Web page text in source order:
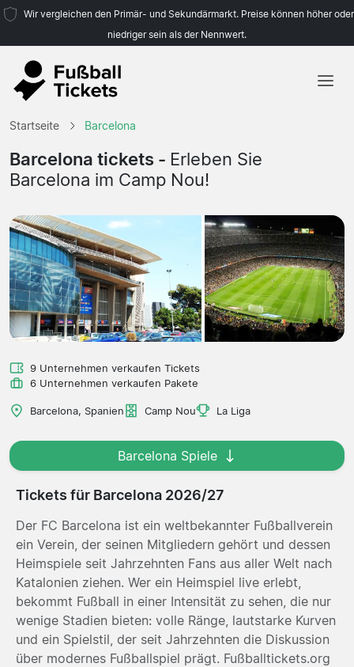
Wir vergleichen den Primär- und Sekundärmarkt. Preise können höher oder
niedriger sein als der Nennwert.
Mannschaften
Ligen
Startseite Barcelona
Barcelona tickets - Erleben Sie
Barcelona im Camp Nou!
9 Unternehmen verkaufen Tickets
6 Unternehmen verkaufen Pakete
Barcelona, Spanien Camp Nou La Liga
Barcelona Spiele
Tickets für Barcelona 2026/27
Der FC Barcelona ist ein weltbekannter Fußballverein
ein Verein, der seinen Mitgliedern gehört und dessen
Heimspiele seit Jahrzehnten Fans aus aller Welt nach
Katalonien ziehen. Wer ein Heimspiel live erlebt,
bekommt Fußball in einer Intensität zu sehen, die nur
wenige Stadien bieten: volle Ränge, lautstarke Kurven
und ein Spielstil, der seit Jahrzehnten die Diskussion
über modernes Fußballspiel prägt. Fußballtickets.org